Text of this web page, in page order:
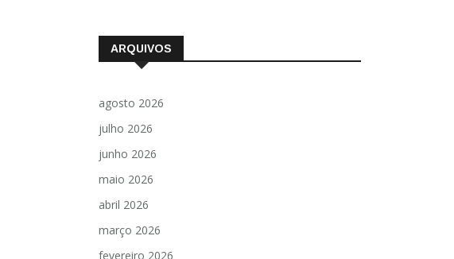
ARQUIVOS
agosto 2026
julho 2026
junho 2026
maio 2026
abril 2026
março 2026
fevereiro 2026